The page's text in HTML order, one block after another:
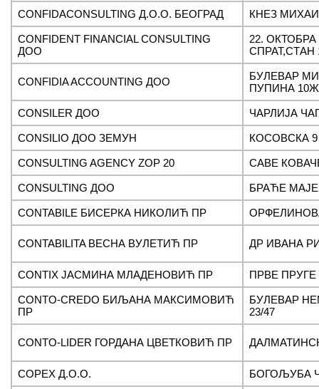
CONFIDACONSULTING Д.О.О. БЕОГРАД КНЕЗ
CONFIDENT FINANCIAL CONSULTING
ДОО
22. ОКТОБРА
СПРАТ,СТАН
CONFIDIA ACCOUNTING ДОО
БУЛЕВАР
ПУПИНА 10Ж
CONSILER ДОО ЧАРЛИЈА
CONSILIO ДОО ЗЕМУН КОСОВСКА 9
CONSULTING AGENCY ZOP 20 САВЕ
CONSULTING ДОО БРАЋЕ
CONTABILE БИСЕРКА НИКОЛИЋ ПР
CONTABILITA ВЕСНА ВУЛЕТИЋ ПР ДР ИВАНА
CONTIX ЈАСМИНА МЛАДЕНОВИЋ ПР ПРВЕ ПРУГЕ
CONTO-CREDO БИЉАНА МАКСИМОВИЋ
ПР
БУЛЕВАР
23/47
CONTO-LIDER ГОРДАНА ЦВЕТКОВИЋ ПР
COPEX Д.О.О. БОГОЉУБА